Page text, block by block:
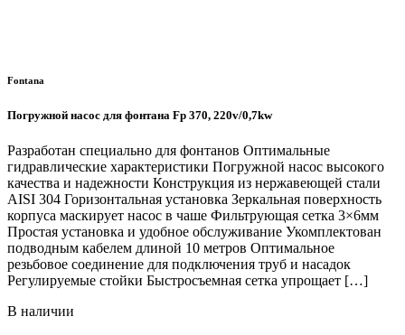
Fontana
Погружной насос для фонтана Fp 370, 220v/0,7kw
Разработан специально для фонтанов Оптимальные
гидравлические характеристики Погружной насос высокого
качества и надежности Конструкция из нержавеющей стали
AISI 304 Горизонтальная установка Зеркальная поверхность
корпуса маскирует насос в чаше Фильтрующая сетка 3×6мм
Простая установка и удобное обслуживание Укомплектован
подводным кабелем длиной 10 метров Оптимальное
резьбовое соединение для подключения труб и насадок
Регулируемые стойки Быстросъемная сетка упрощает […]
В наличии